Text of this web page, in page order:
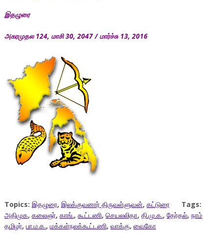
இதழுரை
அகரமுதல 124, மாசி 30, 2047 / மார்ச்சு 13, 2016
Topics: இதழுரை, இலக்குவனார் திருவள்ளுவன், கட்டுரை
Tags:
அதிமுக, கலைஞர், காங்., கூட்டணி, செயலலிதா, தி.மு.க., தேர்தல், நாம்
தமிழர், பா.ம.க., மக்கள்நலக்கூட்டணி, வாக்கு, வைகோ